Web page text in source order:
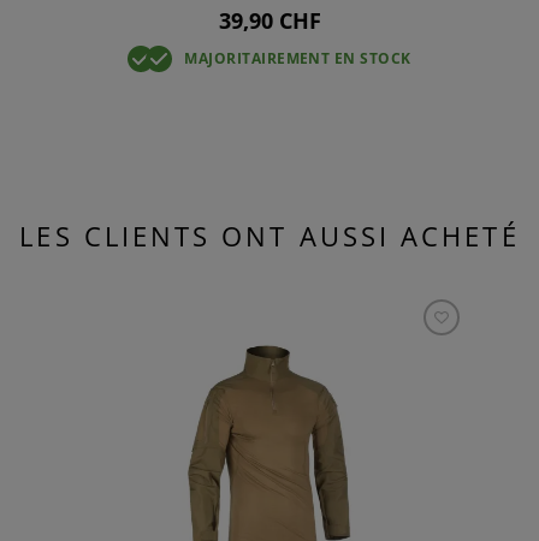
39,90 CHF
MAJORITAIREMENT EN STOCK
LES CLIENTS ONT AUSSI ACHETÉ